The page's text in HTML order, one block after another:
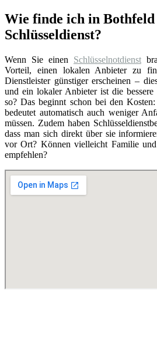
Wie finde ich in Bothfeld
Schlüsseldienst?
Wenn Sie einen Schlüsselnotdienst
Vorteil, einen lokalen Anbieter zu
Dienstleister günstiger erscheinen –
und ein lokaler Anbieter ist die
so? Das beginnt schon bei den
bedeutet automatisch auch weniger
müssen. Zudem haben
dass man sich direkt über sie
vor Ort? Können vielleicht Familie
empfehlen?